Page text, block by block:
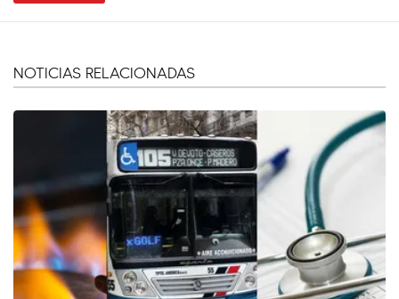
NOTICIAS RELACIONADAS